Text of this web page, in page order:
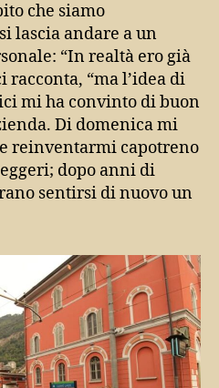
che siamo
lascia andare a un
“In realtà ero già
racconta, “ma l’idea di
mi ha convinto di buon
Di domenica mi
reinventarmi capotreno
dopo anni di
sentirsi di nuovo un